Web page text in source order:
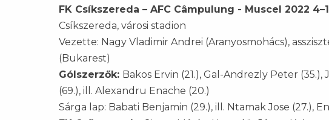
FK Csíkszereda – AFC Câmpulung - Muscel 2022 4–1
Csíkszereda, városi stadion
Vezette: Nagy Vladimir Andrei (Aranyosmohács),
(Bukarest)
Gólszerzők: Bakos Ervin (21.), Gal-Andrezly Peter
(69.), ill. Alexandru Enache (20.)
Sárga lap: Babati Benjamin (29.), ill. Ntamak Jose (27.),